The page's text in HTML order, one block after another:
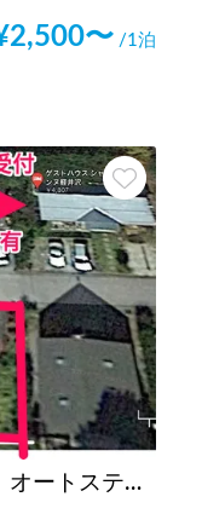
2,500〜 /1泊
軽井沢アウトレット徒歩3分 オートステーション(現在休止中)